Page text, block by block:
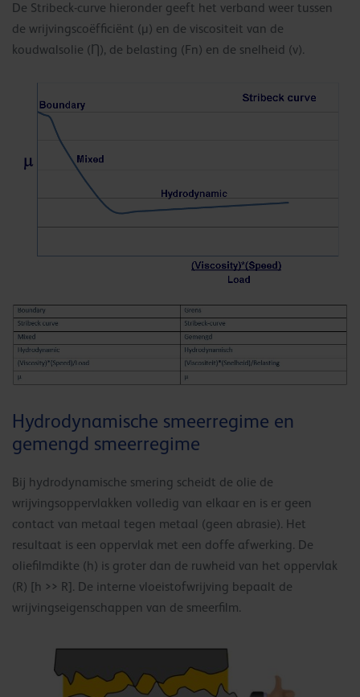
De Stribeck-curve hieronder geeft het verband weer tussen
de wrijvingscoëfficiënt (µ) en de viscositeit van de
koudwalsolie (Ƞ), de belasting (Fn) en de snelheid (v).
Hydrodynamische smeerregime en
gemengd smeerregime
Bij hydrodynamische smering scheidt de olie de
wrijvingsoppervlakken volledig van elkaar en is er geen
contact van metaal tegen metaal (geen abrasie). Het
resultaat is een oppervlak met een doffe afwerking. De
oliefilmdikte (h) is groter dan de ruwheid van het oppervlak
(R) [h >> R]. De interne vloeistofwrijving bepaalt de
wrijvingseigenschappen van de smeerfilm.